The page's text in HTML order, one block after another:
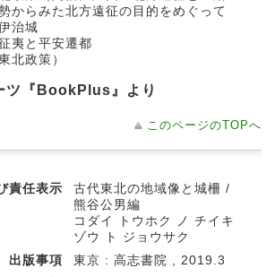
からみた北方遠征の目的をめぐって
治城
夷と平安遷都
北政策）
ツ『BookPlus』より
このページのTOPへ
責任表示
古代東北の地域像と城柵 /
熊谷公男編
コダイ トウホク ノ チイキ
ゾウ ト ジョウサク
出版事項
東京 : 高志書院 , 2019.3